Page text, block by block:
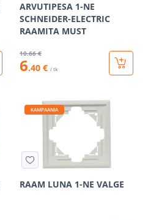
ARVUTIPESA 1-NE
SCHNEIDER-ELECTRIC
RAAMITA MUST
10.66 €
6.40 € / tk
KAMPAANIA
RAAM LUNA 1-NE VALGE